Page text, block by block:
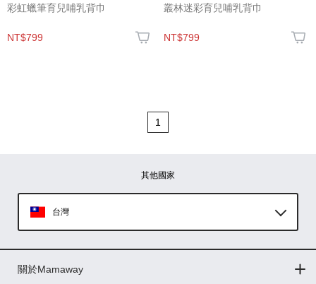
彩虹蠟筆育兒哺乳背巾
NT$799
叢林迷彩育兒哺乳背巾
NT$799
1
其他國家
台灣
印尼
關於Mamaway